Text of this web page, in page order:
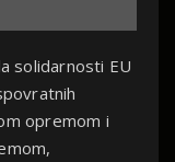
solidarnosti EU
opremom i